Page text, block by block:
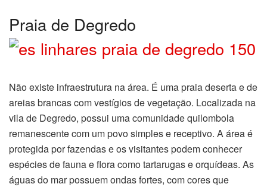
Praia de Degredo
Não existe infraestrutura na área. É uma praia deserta e de
areias brancas com vestígios de vegetação. Localizada na
vila de Degredo, possui uma comunidade quilombola
remanescente com um povo simples e receptivo. A área é
protegida por fazendas e os visitantes podem conhecer
espécies de fauna e flora como tartarugas e orquídeas. As
águas do mar possuem ondas fortes, com cores que